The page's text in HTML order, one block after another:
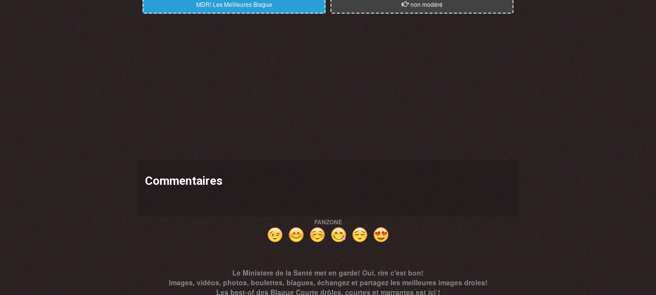
MDR! Les Meilleures Blague non modéré
Commentaires
FANZONE
Le Ministere de la Santé met en garde! Oui, rire c'est bon!
Images, vidéos, photos, boulettes, blagues, échangez et partagez les meilleures images droles!
Les best-of des Blague Courte drôles, courtes et marrantes est ici !